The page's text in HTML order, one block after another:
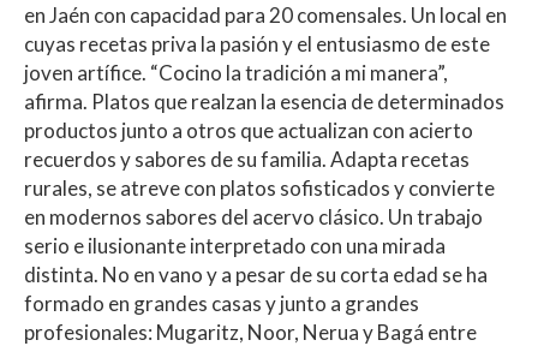
en Jaén con capacidad para 20 comensales. Un local en
cuyas recetas priva la pasión y el entusiasmo de este
joven artífice. “Cocino la tradición a mi manera”,
afirma. Platos que realzan la esencia de determinados
productos junto a otros que actualizan con acierto
recuerdos y sabores de su familia. Adapta recetas
rurales, se atreve con platos sofisticados y convierte
en modernos sabores del acervo clásico. Un trabajo
serio e ilusionante interpretado con una mirada
distinta. No en vano y a pesar de su corta edad se ha
formado en grandes casas y junto a grandes
profesionales: Mugaritz, Noor, Nerua y Bagá entre